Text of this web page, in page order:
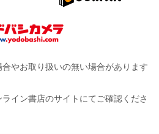
やお取り扱いの無い場合があります
イン書店のサイトにてご確認くださ